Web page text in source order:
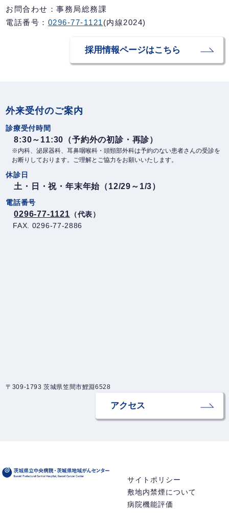
お問合わせ：事務局総務課
電話番号： 0296-77-1121 (内線2024)
採用情報ページはこちら
外来受付のご案内
診療受付時間
8:30～11:30（予約外の初診・再診）
※内科、泌尿器科、耳鼻咽喉科・頭頸部外科は予約のない患者さんの受診を
お断りしております。ご理解とご協力をお願いいたします。
休診日
土・日・祝・年末年始（12/29～1/3）
電話番号
0296-77-1121 （代表）
FAX. 0296-77-2886
〒309-1793 茨城県笠間市鯉淵6528
アクセス
サイトポリシー
敷地内禁煙について
病院機能評価